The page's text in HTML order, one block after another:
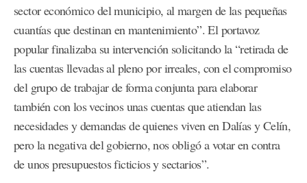
sector económico del municipio, al margen de las pequeñas
cuantías que destinan en mantenimiento”. El portavoz
popular finalizaba su intervención solicitando la “retirada de
las cuentas llevadas al pleno por irreales, con el compromiso
del grupo de trabajar de forma conjunta para elaborar
también con los vecinos unas cuentas que atiendan las
necesidades y demandas de quienes viven en Dalías y Celín,
pero la negativa del gobierno, nos obligó a votar en contra
de unos presupuestos ficticios y sectarios”.